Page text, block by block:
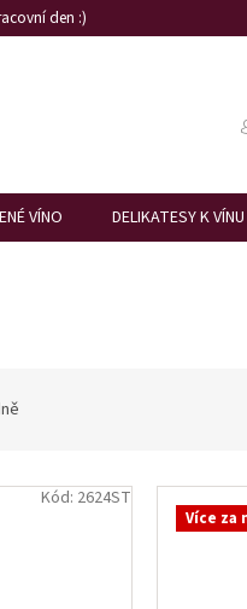
den :)
VÍNO DELIKATESY K VÍNU
Kód: 2624ST
Více za